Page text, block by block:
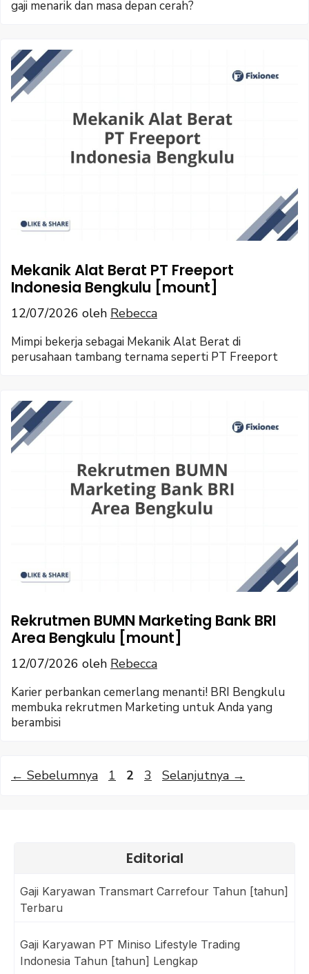
gaji menarik dan masa depan cerah?
Mekanik Alat Berat PT Freeport
Indonesia Bengkulu [mount]
12/07/2026 oleh Rebecca
Mimpi bekerja sebagai Mekanik Alat Berat di
perusahaan tambang ternama seperti PT Freeport
Rekrutmen BUMN Marketing Bank BRI
Area Bengkulu [mount]
12/07/2026 oleh Rebecca
Karier perbankan cemerlang menanti! BRI Bengkulu
membuka rekrutmen Marketing untuk Anda yang
berambisi
← Sebelumnya Halaman
1 Halaman
2 Halaman
3 Selanjutnya →
Editorial
Gaji Karyawan Transmart Carrefour Tahun [tahun]
Terbaru
Gaji Karyawan PT Miniso Lifestyle Trading
Indonesia Tahun [tahun] Lengkap